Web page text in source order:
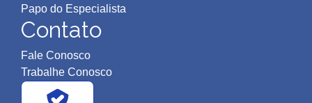
Papo do Especialista
Contato
Fale Conosco
Trabalhe Conosco